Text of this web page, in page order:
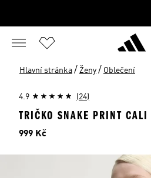
Hlavní stránka / Ženy / Oblečení
4.9 (24)
TRIČKO SNAKE PRINT CALI
Cena
999 Kč